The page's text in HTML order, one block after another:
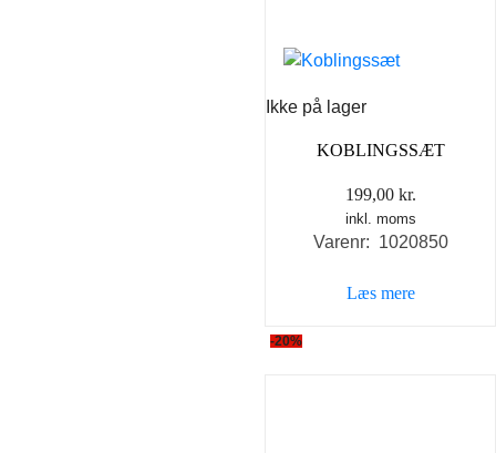
Ikke på lager
KOBLINGSSÆT
199,00 kr.
inkl. moms
Varenr: 1020850
Læs mere
-20%